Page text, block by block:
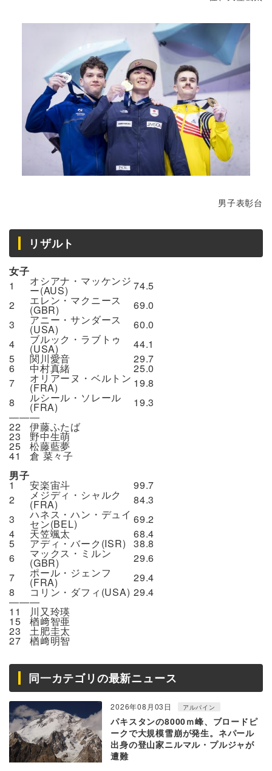
男子表彰台
リザルト
女子
1
オシアナ・マッケンジ
ー(AUS)
74.5
2
エレン・マクニース
(GBR)
69.0
3
アニー・サンダース
(USA)
60.0
4
ブルック・ラブトゥ
(USA)
44.1
5
関川愛音 29.7
6 中村真緒
25.0
7
オリアーヌ・ベルトン
(FRA)
19.8
8
ルシール・ソレール
(FRA)
19.3
―――
22 伊藤ふたば
23 野中生萌
25 松藤藍夢
41
倉 菜々子
男子
1 安楽宙斗
99.7
2
メジディ・シャルク
(FRA)
84.3
3
ハネス・ハン・デュイ
セン(BEL)
69.2
4
天笠颯太 68.4
5 アディ・バーク(ISR)
38.8
6
マックス・ミルン
(GBR)
29.6
7
ポール・ジェンフ
(FRA)
29.4
8
コリン・ダフィ(USA) 29.4
―――
11 川又玲瑛
15 楢﨑智亜
23 土肥圭太
27 楢﨑明智
同一カテゴリの最新ニュース
2026年08月03日 アルパイン
パキスタンの8000ｍ峰、ブロードピ
ークで大規模雪崩が発生。ネパール
出身の登山家ニルマル・プルジャが
遭難